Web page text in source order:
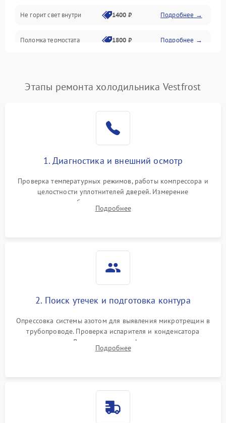
Не горит свет внутри 1400 ₽ Подробнее →
Поломка термостата 1800 ₽ Подробнее →
Поломка системы No Frost 2600 ₽ Подробнее →
работе
2000 ₽ Подробнее →
1000 ₽
1800 ₽
Этапы ремонта холодильника Vestfrost
1. Диагностика и внешний осмотр
Проверка температурных режимов, работы компрессора и
целостности уплотнителей дверей. Измерение
сопротивления обмоток мотора, проверка термостата и
считывание кодов ошибок с электронного дисплея.
Подробнее
2. Поиск утечек и подготовка контура
Опрессовка системы азотом для выявления микротрещин в
трубопроводе. Проверка испарителя и конденсатора
течеискателем. Демонтаж старого фильтра-осушителя и
продувка капиллярной трубки для устранения засоров.
Подробнее